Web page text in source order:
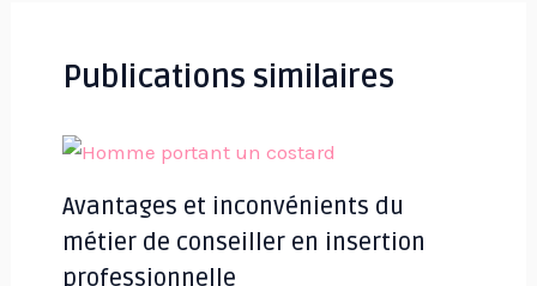
Publications similaires
Avantages et inconvénients du
métier de conseiller en insertion
professionnelle